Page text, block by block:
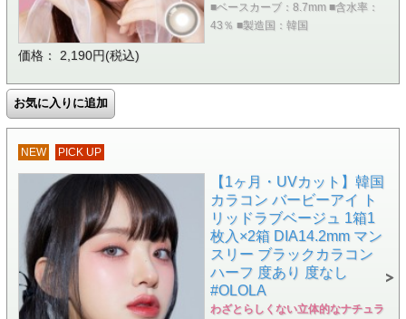
■ベースカーブ：8.7mm ■含水率：
43％ ■製造国：韓国
価格： 2,190円(税込)
NEW PICK UP
【1ヶ月・UVカット】韓国
カラコン バービーアイ ト
リッドラブベージュ 1箱1
枚入×2箱 DIA14.2mm マン
スリー ブラックカラコン
ハーフ 度あり 度なし
#OLOLA
わざとらしくない立体的なナチュラ